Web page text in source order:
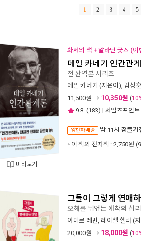
1 2 3 4 5
미리보기
화제의 책 + 알라딘 굿즈 (
데일 카네기 인간관
전 완역본 시리즈
데일 카네기 (지은이), 임상훈
11,500원 → 10,350원 (
9.3 (183) | 세일즈포인트
양탄자배송 밤 11시 잠들기
이 책의 전자책 : 2,750원
그들이 그렇게 연애
오해를 뒤엎는 애착의 심
아미르 레빈, 레이첼 헬러 (
20,000원 → 18,000원 (